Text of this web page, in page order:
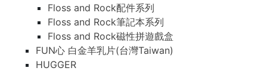
Floss and Rock配件系列
Floss and Rock筆記本系列
Floss and Rock磁性拼遊戲盒
FUN心 白金羊乳片(台灣Taiwan)
HUGGER